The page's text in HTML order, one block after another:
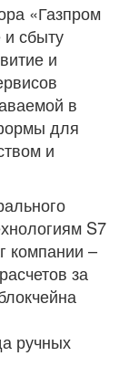
«Газпром
и сбыту
и
в
для
и
S7
компании –
за
ручных